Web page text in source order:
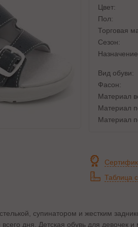
Цвет:
Пол:
Торговая
Сезон:
Вид обуви:
Фасон:
Материал
Материал
Материал
Таблица
супинатором и жестким
дня. Детская обувь для девочек и